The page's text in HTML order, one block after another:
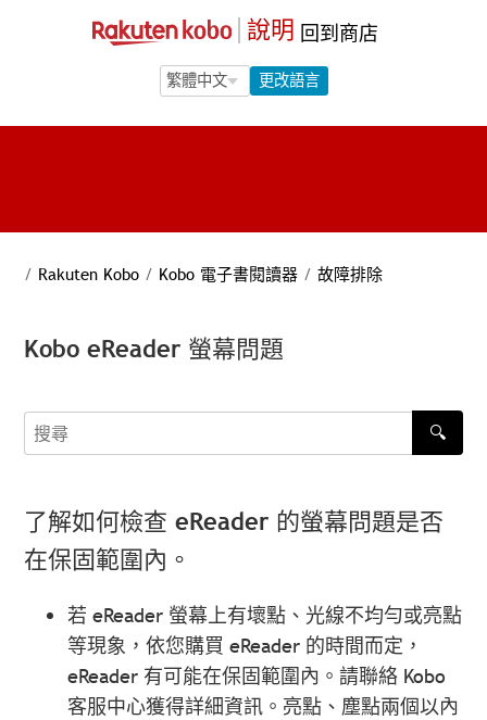
說明 回到商店
Language Selection
Language Selection
更改語言
/ Rakuten Kobo / Kobo 電子書閱讀器 / 故障排除
Kobo eReader 螢幕問題
搜尋
🔍
了解如何檢查 eReader 的螢幕問題是否
在保固範圍內。
若 eReader 螢幕上有壞點、光線不均勻或亮點
等現象，依您購買 eReader 的時間而定，
eReader 有可能在保固範圍內。請聯絡 Kobo
客服中心獲得詳細資訊。亮點、塵點兩個以內